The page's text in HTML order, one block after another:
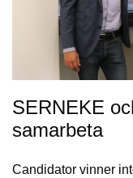
SERNEKE
samarbeta
Candidator vinner